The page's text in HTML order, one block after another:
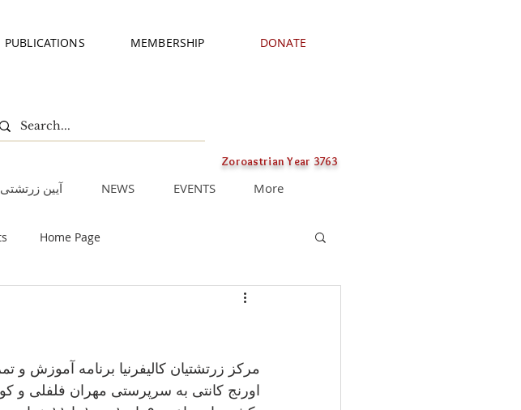
PUBLICATIONS MEMBERSHIP DONATE
Zoroastrian Year 3763
آیین زرتشتی NEWS EVENTS More
Home Page
اورنج کانتی به سرپرستی مهران فلفلی و